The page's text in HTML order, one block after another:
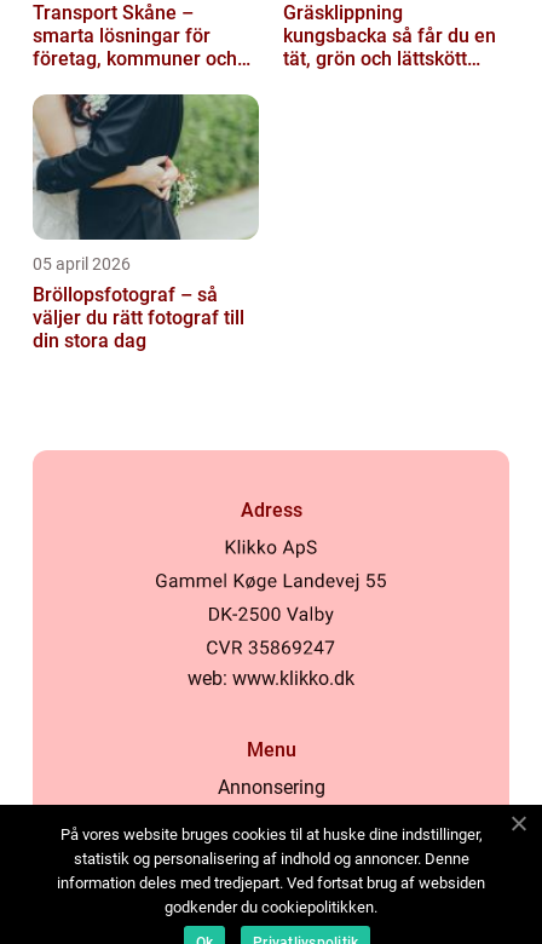
Transport Skåne –
smarta lösningar för
företag, kommuner och
Gräsklippning
kungsbacka så får du en
tät, grön och lättskött
05 april 2026
Bröllopsfotograf – så
väljer du rätt fotograf till
din stora dag
Adress
web: www.klikko.dk
Menu
Annonsering
Cookies
Kontakta oss
Sitemap
På vores website bruges cookies til at huske dine indstillinger,
statistik og personalisering af indhold og annoncer. Denne
information deles med tredjepart. Ved fortsat brug af websiden
godkender du cookiepolitikken.